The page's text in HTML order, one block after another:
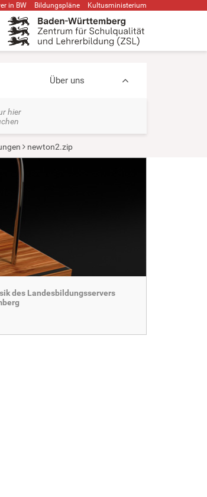
in BW Bildungspläne Kultusministerium
Über uns
hier
newton2.zip
des Landesbildungsservers